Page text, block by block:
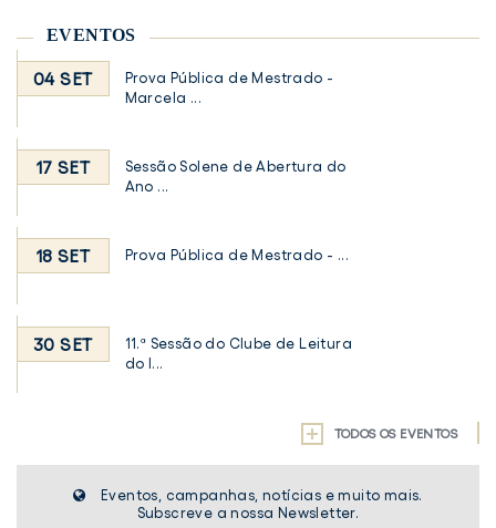
EVENTOS
04 SET
Prova Pública de Mestrado -
Marcela ...
17 SET
Sessão Solene de Abertura do
Ano ...
18 SET Prova Pública de Mestrado - ...
30 SET
11.ª Sessão do Clube de Leitura
do I...
TODOS OS EVENTOS
Eventos, campanhas, notícias e muito mais.
Subscreve a nossa Newsletter.